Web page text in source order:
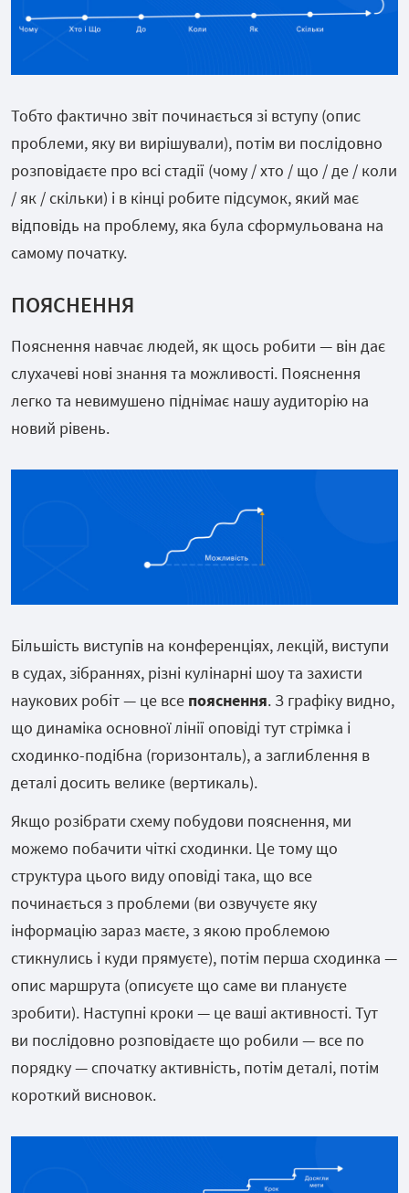
Тобто фактично звіт починається зі вступу (опис
проблеми, яку ви вирішували), потім ви послідовно
розповідаєте про всі стадії (чому / хто / що / де / коли
/ як / скільки) і в кінці робите підсумок, який має
відповідь на проблему, яка була сформульована на
самому початку.
ПОЯСНЕННЯ
Пояснення навчає людей, як щось робити — він дає
слухачеві нові знання та можливості. Пояснення
легко та невимушено піднімає нашу аудиторію на
новий рівень.
Більшість виступів на конференціях, лекцій, виступи
в судах, зібраннях, різні кулінарні шоу та захисти
наукових робіт — це все пояснення. З графіку видно,
що динаміка основної лінії оповіді тут стрімка і
сходинко-подібна (горизонталь), а заглиблення в
деталі досить велике (вертикаль).
Якщо розібрати схему побудови пояснення, ми
можемо побачити чіткі сходинки. Це тому що
структура цього виду оповіді така, що все
починається з проблеми (ви озвучуєте яку
інформацію зараз маєте, з якою проблемою
стикнулись і куди прямуєте), потім перша сходинка —
опис маршрута (описуєте що саме ви плануєте
зробити). Наступні кроки — це ваші активності. Тут
ви послідовно розповідаєте що робили — все по
порядку — спочатку активність, потім деталі, потім
короткий висновок.